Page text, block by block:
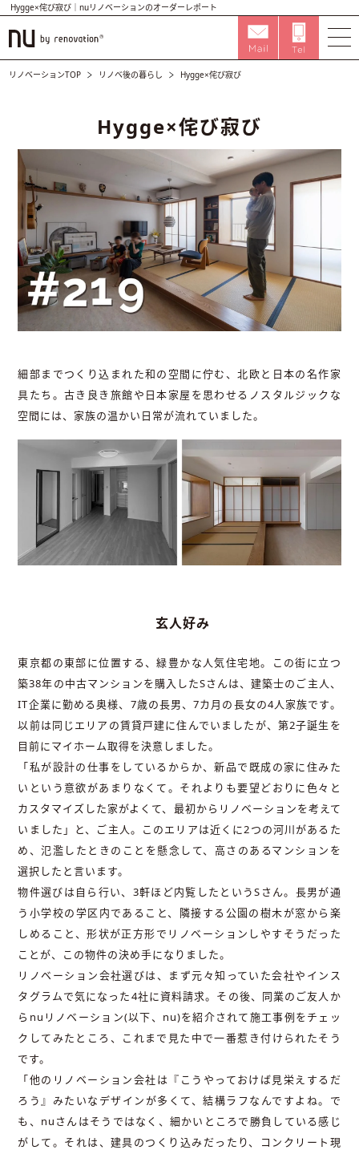
Hygge×侘び寂び｜nuリノベーションのオーダーレポート
リノベーションTOP リノベ後の暮らし Hygge×侘び寂び
Hygge×侘び寂び
細部までつくり込まれた和の空間に佇む、北欧と日本の名作家
具たち。古き良き旅館や日本家屋を思わせるノスタルジックな
空間には、家族の温かい日常が流れていました。
玄人好み
東京都の東部に位置する、緑豊かな人気住宅地。この街に立つ
築38年の中古マンションを購入したSさんは、建築士のご主人、
IT企業に勤める奥様、7歳の長男、7カ月の長女の4人家族です。
以前は同じエリアの賃貸戸建に住んでいましたが、第2子誕生を
目前にマイホーム取得を決意しました。
「私が設計の仕事をしているからか、新品で既成の家に住みた
いという意欲があまりなくて。それよりも要望どおりに色々と
カスタマイズした家がよくて、最初からリノベーションを考えて
いました」と、ご主人。このエリアは近くに2つの河川があるた
め、氾濫したときのことを懸念して、高さのあるマンションを
選択したと言います。
物件選びは自ら行い、3軒ほど内覧したというSさん。長男が通
う小学校の学区内であること、隣接する公園の樹木が窓から楽
しめること、形状が正方形でリノベーションしやすそうだった
ことが、この物件の決め手になりました。
リノベーション会社選びは、まず元々知っていた会社やインス
タグラムで気になった4社に資料請求。その後、同業のご友人か
らnuリノベーション(以下、nu)を紹介されて施工事例をチェッ
クしてみたところ、これまで見た中で一番惹き付けられたそう
です。
「他のリノベーション会社は『こうやっておけば見栄えするだ
ろう』みたいなデザインが多くて、結構ラフなんですよね。で
も、nuさんはそうではなく、細かいところで勝負している感じ
がして。それは、建具のつくり込みだったり、コンクリート現